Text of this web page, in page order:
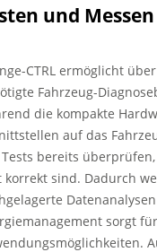
und
CTRL ermöglicht
Fahrzeug-
die kompakte
auf das
bereits
korrekt sind. Dadurch
sorgt